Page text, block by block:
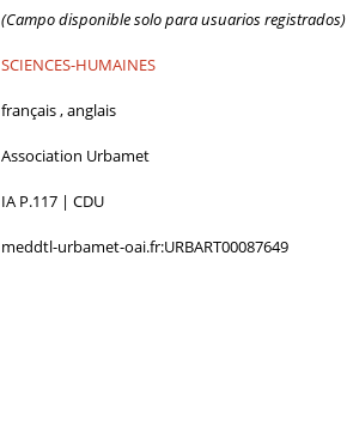
(Campo disponible solo para usuarios registrados)
SCIENCES-HUMAINES
français , anglais
Association Urbamet
IA P.117 | CDU
meddtl-urbamet-oai.fr:URBART00087649